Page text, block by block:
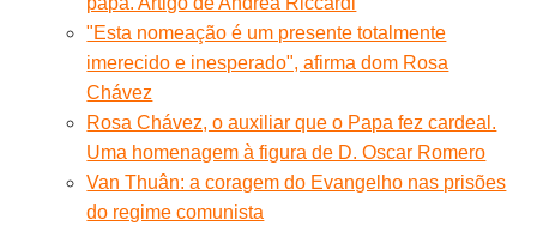
"Esta nomeação é um presente totalmente
imerecido e inesperado", afirma dom Rosa
Chávez
Rosa Chávez, o auxiliar que o Papa fez cardeal.
Uma homenagem à figura de D. Oscar Romero
Van Thuân: a coragem do Evangelho nas prisões
do regime comunista